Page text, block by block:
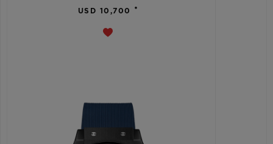
USD 10,700 •